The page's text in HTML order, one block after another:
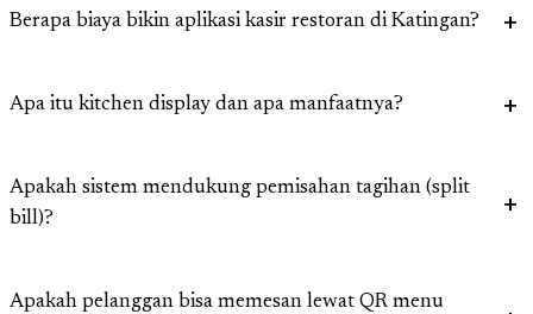
Berapa biaya bikin aplikasi kasir restoran di Katingan?
Apa itu kitchen display dan apa manfaatnya?
Apakah sistem mendukung pemisahan tagihan (split
bill)?
Apakah pelanggan bisa memesan lewat QR menu